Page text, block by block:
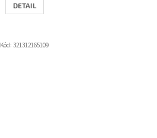
DETAIL
Kód: 321312165109